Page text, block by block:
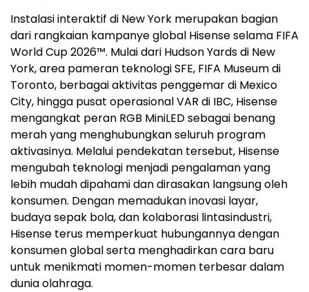
Instalasi interaktif di New York merupakan bagian
dari rangkaian kampanye global Hisense selama FIFA
World Cup 2026™. Mulai dari Hudson Yards di New
York, area pameran teknologi SFE, FIFA Museum di
Toronto, berbagai aktivitas penggemar di Mexico
City, hingga pusat operasional VAR di IBC, Hisense
mengangkat peran RGB MiniLED sebagai benang
merah yang menghubungkan seluruh program
aktivasinya. Melalui pendekatan tersebut, Hisense
mengubah teknologi menjadi pengalaman yang
lebih mudah dipahami dan dirasakan langsung oleh
konsumen. Dengan memadukan inovasi layar,
budaya sepak bola, dan kolaborasi lintasindustri,
Hisense terus memperkuat hubungannya dengan
konsumen global serta menghadirkan cara baru
untuk menikmati momen-momen terbesar dalam
dunia olahraga.